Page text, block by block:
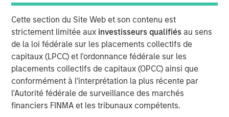
Cette section du Site Web et son contenu est
strictement limitée aux investisseurs qualifiésau sens
de la loi fédérale sur les placements collectifs de
capitaux (LPCC) et l'ordonnance fédérale sur les
placements collectifs de capitaux (OPCC) ainsi que
conformément à l'interprétation la plus récente par
l'Autorité fédérale de surveillance des marchés
financiers FINMA et les tribunaux compétents.
00:00
Jeff Mueller and Stephen Fitzsimmons recently joined
Insurance AUM's podcast to discuss how insurers can